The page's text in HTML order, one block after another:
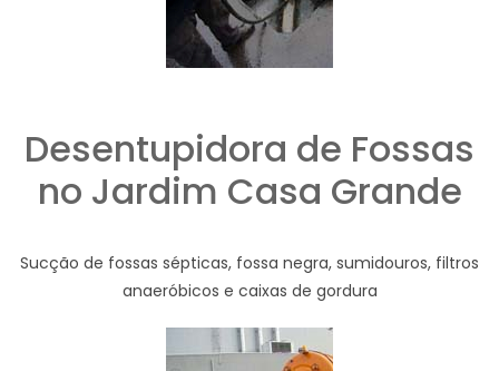
Desentupidora de Fossas
no Jardim Casa Grande
Sucção de fossas sépticas, fossa negra, sumidouros, filtros
anaeróbicos e caixas de gordura